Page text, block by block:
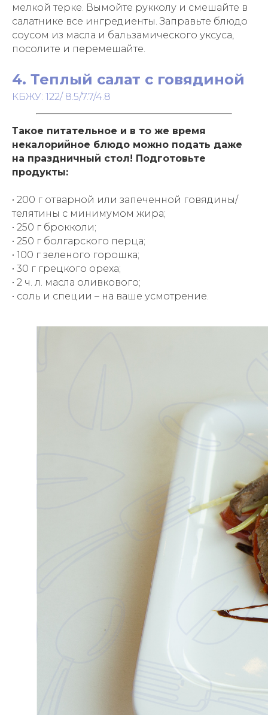
мелкой терке. Вымойте рукколу и смешайте в
салатнике все ингредиенты. Заправьте блюдо
соусом из масла и бальзамического уксуса,
посолите и перемешайте.
4. Теплый салат с говядиной
КБЖУ: 122/ 8.5/7.7/4.8
Такое питательное и в то же время
некалорийное блюдо можно подать даже
на праздничный стол! Подготовьте
продукты:
• 200 г отварной или запеченной говядины/
телятины с минимумом жира;
• 250 г брокколи;
• 250 г болгарского перца;
• 100 г зеленого горошка;
• 30 г грецкого ореха;
• 2 ч. л. масла оливкового;
• соль и специи – на ваше усмотрение.